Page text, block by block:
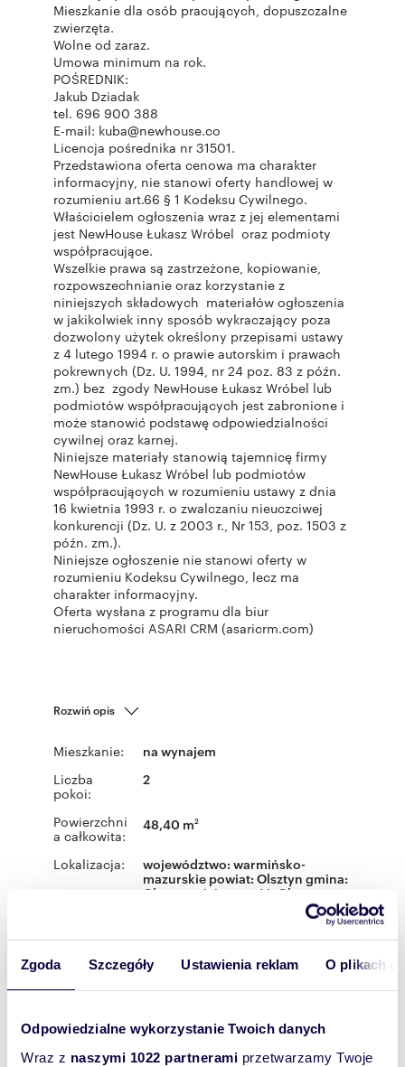
Zgoda Szczegóły Ustawienia reklam O plikach
Odpowiedzialne wykorzystanie Twoich danych
Wraz z naszymi 1022 partnerami przetwarzamy Twoje
Mieszkanie dla osób pracujących, dopuszczalne
zwierzęta.
Wolne od zaraz.
Umowa minimum na rok.
POŚREDNIK:
Jakub Dziadak
tel. 696 900 388
E-mail: kuba@newhouse.co
Licencja pośrednika nr 31501.
Przedstawiona oferta cenowa ma charakter
informacyjny, nie stanowi oferty handlowej w
rozumieniu art.66 § 1 Kodeksu Cywilnego.
Właścicielem ogłoszenia wraz z jej elementami
jest NewHouse Łukasz Wróbel oraz podmioty
współpracujące.
Wszelkie prawa są zastrzeżone, kopiowanie,
rozpowszechnianie oraz korzystanie z
niniejszych składowych materiałów ogłoszenia
w jakikolwiek inny sposób wykraczający poza
dozwolony użytek określony przepisami ustawy
z 4 lutego 1994 r. o prawie autorskim i prawach
pokrewnych (Dz. U. 1994, nr 24 poz. 83 z późn.
zm.) bez zgody NewHouse Łukasz Wróbel lub
podmiotów współpracujących jest zabronione i
może stanowić podstawę odpowiedzialności
cywilnej oraz karnej.
Niniejsze materiały stanowią tajemnicę firmy
NewHouse Łukasz Wróbel lub podmiotów
współpracujących w rozumieniu ustawy z dnia
16 kwietnia 1993 r. o zwalczaniu nieuczciwej
konkurencji (Dz. U. z 2003 r., Nr 153, poz. 1503 z
późn. zm.).
Niniejsze ogłoszenie nie stanowi oferty w
rozumieniu Kodeksu Cywilnego, lecz ma
charakter informacyjny.
Oferta wysłana z programu dla biur
nieruchomości ASARI CRM (asaricrm.com)
Rozwiń opis
Mieszkanie: na wynajem
Liczba
pokoi:
2
Powierzchni
a całkowita:
48,40 m2
Lokalizacja: województwo: warmińsko-
mazurskie powiat: Olsztyn gmina:
Olsztyn
miejscowość:
Olsztyn
Podobne oferty w tej lokalizacji
WYRÓŻNIONE